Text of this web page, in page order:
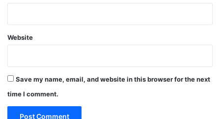
Website
Save my name, email, and website in this browser for the next
time I comment.